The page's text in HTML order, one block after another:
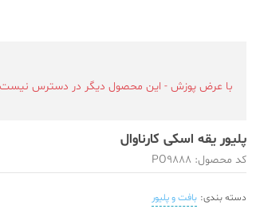
با عرض پوزش - این محصول دیگر در دسترس نیست
پلیور یقه اسکی کارناوال
کد محصول: PO9888
دسته بندی: بافت و پلیور